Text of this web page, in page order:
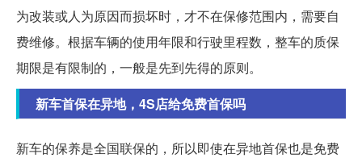
为改装或人为原因而损坏时，才不在保修范围内，需要自
费维修。根据车辆的使用年限和行驶里程数，整车的质保
期限是有限制的，一般是先到先得的原则。
新车首保在异地，4S店给免费首保吗
新车的保养是全国联保的，所以即使在异地首保也是免费